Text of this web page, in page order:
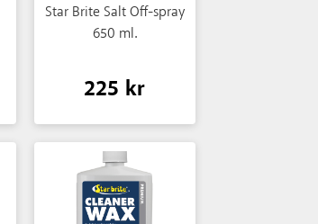
Star Brite Salt Off-spray
650 ml.
225 kr